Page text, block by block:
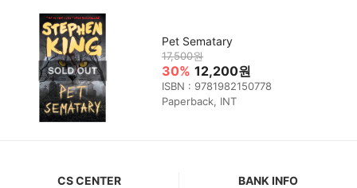
Pet Sematary
17,500원
30% 12,200원
ISBN : 9781982150778
Paperback, INT
CS CENTER BANK INFO